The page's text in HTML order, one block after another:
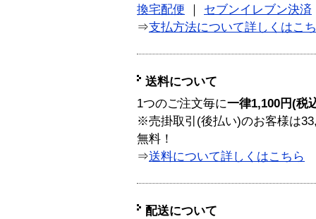
換宅配便
セブンイレブン決済
⇒支払方法について詳しくはこ
送料について
1つのご注文毎に一律1,100円(税
※売掛取引(後払い)のお客様は
無料！
⇒送料について詳しくはこちら
配送について